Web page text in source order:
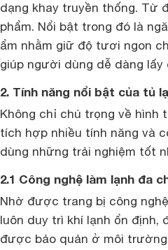
dạng khay truyền thống. Từ
phẩm. Nổi bật trong đó là
ẩm nhằm giữ độ tươi ngon
giúp người dùng dễ dàng lấy
2. Tính năng nổi bật của tủ
Không chỉ chú trọng về hình
tích hợp nhiều tính năng và
dùng những trải nghiệm tốt
2.1 Công nghệ làm lạnh đa
Nhờ được trang bị công
luôn duy trì khí lạnh ổn
được bảo quản ở môi